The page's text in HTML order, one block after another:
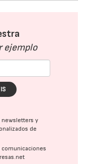
ejemplo
newsletters y
de